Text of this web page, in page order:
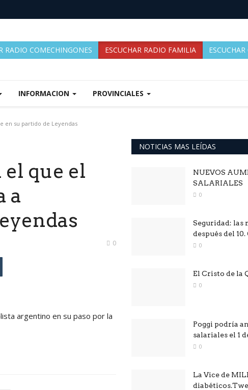
RADIO COMECHINGONES ESCUCHAR RADIO FAMILIA
INFORMACION PROVINCIALES
en su partido de Leyendas
que el
a
0
argentino en su paso por la
NOTICIAS MAS LEÍDAS
NUEVOS
SALARIALES
0
Seguridad: las
después del 10.
0
El Cristo de la
0
Poggi podría
salariales el 1
0
La Vice de